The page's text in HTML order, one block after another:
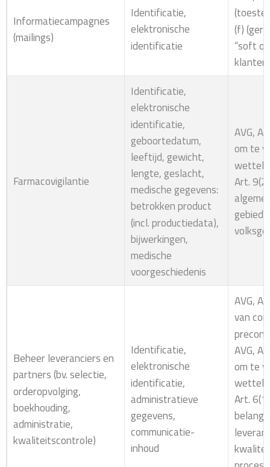
Informatiecampagnes
(mailings)
Identificatie,
elektronische
identificatie
(f)
“soft
klanten)
Farmacovigilantie
Identificatie,
elektronische
identificatie,
geboortedatum,
leeftijd, gewicht,
lengte, geslacht,
medische gegevens:
betrokken product
(incl. productiedata),
bijwerkingen,
medische
voorgeschiedenis
AVG,
om te
Art.
gebied
Beheer leveranciers en
partners (bv. selectie,
orderopvolging,
boekhouding,
administratie,
kwaliteitscontrole)
Identificatie,
elektronische
identificatie,
administratieve
gegevens,
communicatie-
inhoud
AVG,
van
AVG,
om te
Art.
belang: